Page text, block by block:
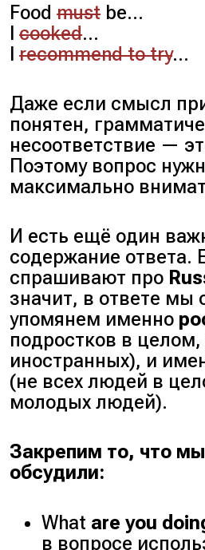
Foodmust be…
Icooked…
Irecommend to try…
Даже если смысл
понятен,
несоответствие —
Поэтому вопрос
максимально
И есть ещё один
содержание ответа.
спрашивают про
значит, в ответе мы
упомянем именно
подростков в целом,
иностранных), и
(не всех людей в
молодых людей).
Закрепим то, что
обсудили:
What are you
в вопросе